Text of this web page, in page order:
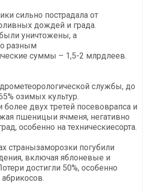
сильно пострадала от
дождей и града.
уничтожены, а
разным
суммы – 1,5-2 млрдлеев.
службы, до
озимых культур.
двух третей посевоврапса и
пшеницыи ячменя, негативно
особенно на техническиесорта.
странызаморозки погубили
включая яблоневые и
достигли 50%, особенно